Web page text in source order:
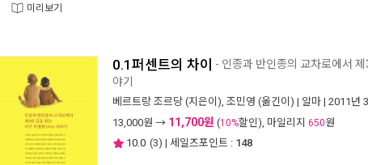
미리보기
0.1퍼센트의 차이 - 인종과 반인종의 교차로에서
야기
베르트랑 조르당 (지은이), 조민영 (옮긴이) | 알마 | 2011년
13,000원 → 11,700원 (10%할인), 마일리지 650원
10.0 (3) | 세일즈포인트 : 148